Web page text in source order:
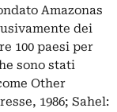
Amazonas
dei
100 paesi per
sono stati
Other
1986; Sahel: